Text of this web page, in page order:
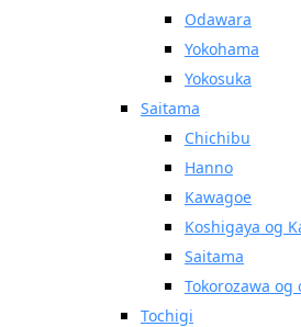
Odawara
Yokohama
Yokosuka
Saitama
Chichibu
Hanno
Kawagoe
Koshigaya og
Saitama
Tokorozawa og
Tochigi